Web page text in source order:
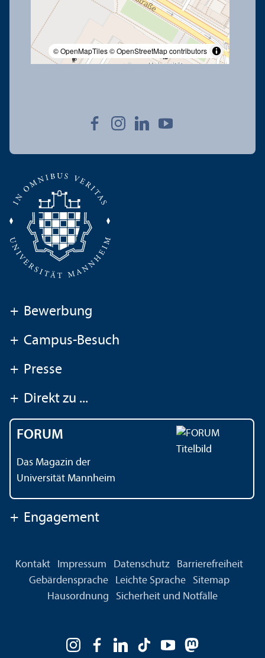
© OpenMapTiles© OpenStreetMap contributors
+ Bewerbung
+ Campus-Besuch
+ Presse
+ Direkt zu ...
FORUM
Das Magazin der
Universität Mannheim
+ Engagement
Kontakt Impressum Datenschutz
Barrierefreiheit
Gebärdensprache
Leichte Sprache
Sitemap
Hausordnung
Sicherheit und Notfälle